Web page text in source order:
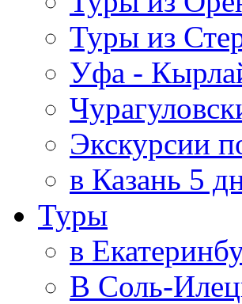
Туры из
Уфа -
Экскурсии
в Казань 5
Туры
в
В Соль-